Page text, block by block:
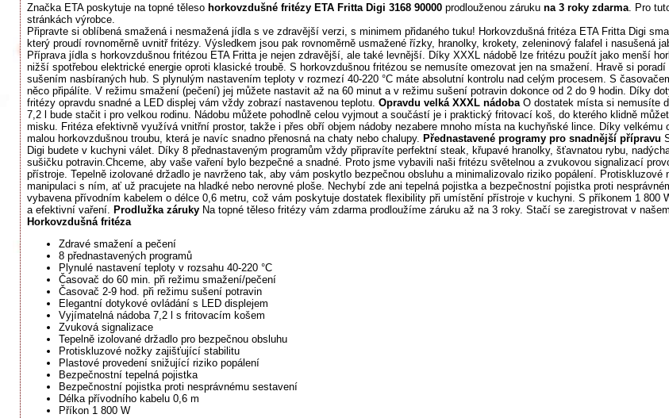
Značka ETA poskytuje na topné těleso horkovzdušné fritézy ETA Fritta Digi 3168 90000 prodlouženou záruku na 3 roky zdarma . Pro
stránkách výrobce.
Připravte si oblíbená smažená i nesmažená jídla s ve zdravější verzi, s minimem přidaného tuku! Horkovzdušná fritéza ETA Fritta Digi
který proudí rovnoměrně uvnitř fritézy. Výsledkem jsou pak rovnoměrně usmažené řízky, hranolky, krokety, zeleninový falafel i nasušená
Příprava jídla s horkovzdušnou fritézou ETA Fritta je nejen zdravější, ale také levnější. Díky XXXL nádobě lze fritézu použít jako menší
nižší spotřebou elektrické energie oproti klasické troubě. S horkovzdušnou fritézou se nemusíte omezovat jen na smažení. Hravě si
sušením nasbíraných hub. S plynulým nastavením teploty v rozmezí 40-220 °C máte absolutní kontrolu nad celým procesem. S
něco připálíte. V režimu smažení (pečení) jej můžete nastavit až na 60 minut a v režimu sušení potravin dokonce od 2 do 9 hodin. Díky
fritézy opravdu snadné a LED displej vám vždy zobrazí nastavenou teplotu. Opravdu velká XXXL nádoba O dostatek místa si nemusíte
7,2 l bude stačit i pro velkou rodinu. Nádobu můžete pohodlně celou vyjmout a součástí je i praktický fritovací koš, do kterého klidně
misku. Fritéza efektivně využívá vnitřní prostor, takže i přes obří objem nádoby nezabere mnoho místa na kuchyňské lince. Díky velkému
malou horkovzdušnou troubu, která je navíc snadno přenosná na chaty nebo chalupy. Přednastavené programy pro snadnější přípravu
Digi budete v kuchyni válet. Díky 8 přednastaveným programům vždy připravíte perfektní steak, křupavé hranolky, šťavnatou rybu,
sušičku potravin.Chceme, aby vaše vaření bylo bezpečné a snadné. Proto jsme vybavili naši fritézu světelnou a zvukovou signalizací
přístroje. Tepelně izolované držadlo je navrženo tak, aby vám poskytlo bezpečnou obsluhu a minimalizovalo riziko popálení.
manipulaci s ním, ať už pracujete na hladké nebo nerovné ploše. Nechybí zde ani tepelná pojistka a bezpečnostní pojistka proti
vybavena přívodním kabelem o délce 0,6 metru, což vám poskytuje dostatek flexibility při umístění přístroje v kuchyni. S příkonem 1 800
a efektivní vaření. Prodlužka záruky Na topné těleso fritézy vám zdarma prodloužíme záruku až na 3 roky. Stačí se zaregistrovat v
Horkovzdušná fritéza
Zdravé smažení a pečení
8 přednastavených programů
Plynulé nastavení teploty v rozsahu 40-220 °C
Časovač do 60 min. při režimu smažení/pečení
Časovač 2-9 hod. při režimu sušení potravin
Elegantní dotykové ovládání s LED displejem
Vyjímatelná nádoba 7,2 l s fritovacím košem
Zvuková signalizace
Tepelně izolované držadlo pro bezpečnou obsluhu
Protiskluzové nožky zajišťující stabilitu
Plastové provedení snižující riziko popálení
Bezpečnostní tepelná pojistka
Bezpečnostní pojistka proti nesprávnému sestavení
Délka přívodního kabelu 0,6 m
Příkon 1 800 W